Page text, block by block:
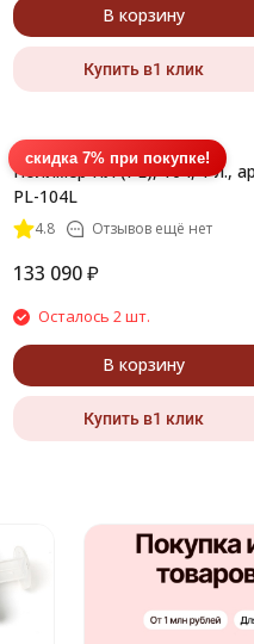
В корзину
Купить в1 клик
скидка 7% при покупке!
Полимер ПЛ (PL), 104, 1 л.,
PL-104L
4.8 Отзывов ещё нет
133 090₽
Осталось 2 шт.
В корзину
Купить в1 клик